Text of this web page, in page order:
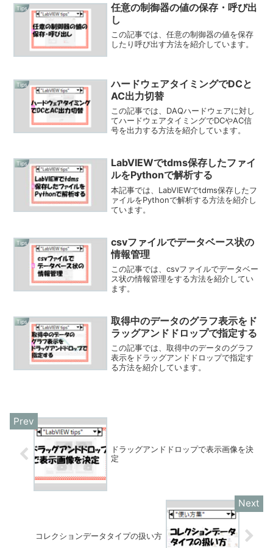
Tips
任意の制御器の値の保存・呼び出
し
この記事では、任意の制御器の値を保存
したり呼び出す方法を紹介しています。
Tips
ハードウェアタイミングでDCと
AC出力切替
この記事では、DAQハードウェアに対し
てハードウェアタイミングでDCやAC信
号を出力する方法を紹介しています。
Tips
LabVIEWでtdms保存したファイ
ルをPythonで解析する
本記事では、LabVIEWでtdms保存したフ
ァイルをPythonで解析する方法を紹介し
ています。
Tips
csvファイルでデータベース状の
情報管理
この記事では、csvファイルでデータベー
ス状の情報管理をする方法を紹介してい
ます。
Tips
取得中のデータのグラフ表示をド
ラッグアンドドロップで指定する
この記事では、取得中のデータのグラフ
表示をドラッグアンドドロップで指定す
る方法を紹介しています。
ドラッグアンドドロップで表示画像を決
定
コレクションデータタイプの扱い方